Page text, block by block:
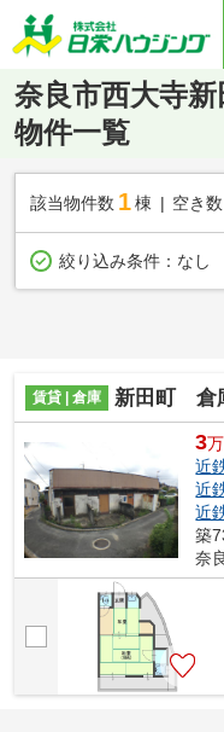
奈良市西大寺
物件一覧
該当物件数 1棟 空き数
絞り込み条件： なし
賃貸 | 倉庫 新田町 倉
3
近
近
近
築
奈